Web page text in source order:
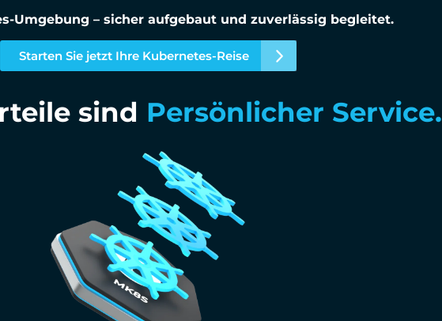
Umgebung – sicher aufgebaut und zuverlässig begleitet.
Starten Sie jetzt Ihre Kubernetes-Reise
sind Digitale Souveränität.